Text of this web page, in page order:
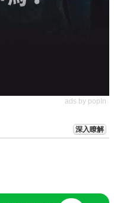
ads by popIn
深入瞭解